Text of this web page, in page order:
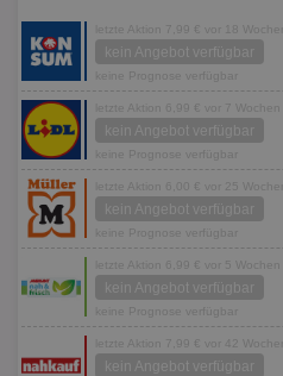
letzte Aktion 7,99 € vor 18 Wochen
kein Angebot verfügbar
keine Prognose verfügbar
letzte Aktion 6,99 € vor 7 Wochen
kein Angebot verfügbar
keine Prognose verfügbar
letzte Aktion 6,00 € vor 25 Wochen
kein Angebot verfügbar
keine Prognose verfügbar
letzte Aktion 6,99 € vor 5 Wochen
kein Angebot verfügbar
keine Prognose verfügbar
letzte Aktion 7,99 € vor 42 Wochen
kein Angebot verfügbar